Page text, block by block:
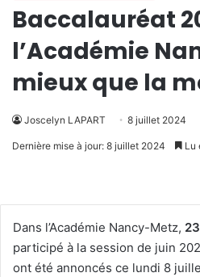
Baccalauréat
l’Académie
mieux que la
Joscelyn LAPART 8 juillet 2024
Dernière mise à jour: 8 juillet 2024 Lu
Dans l’Académie Nancy-Metz,
participé à la session de juin
ont été annoncés ce lundi 8